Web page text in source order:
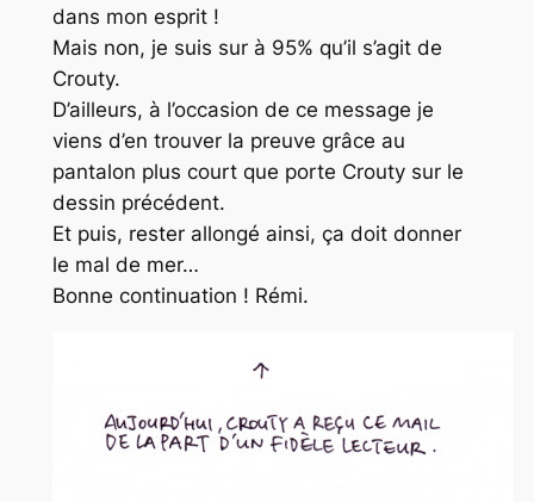
dans mon esprit !
Mais non, je suis sur à 95% qu’il s’agit de
Crouty.
D’ailleurs, à l’occasion de ce message je
viens d’en trouver la preuve grâce au
pantalon plus court que porte Crouty sur le
dessin précédent.
Et puis, rester allongé ainsi, ça doit donner
le mal de mer…
Bonne continuation ! Rémi.